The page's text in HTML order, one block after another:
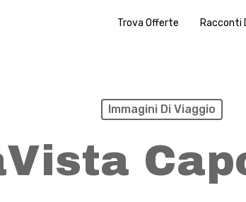
Trova Offerte Racconti
Immagini Di Viaggio